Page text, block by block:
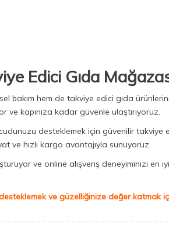
Edici Gıda
bakım hem de takviye edici gıda
ve kapınıza kadar güvenle ulaştırıyoruz.
desteklemek için güvenilir takviye
ve hızlı kargo avantajıyla sunuyoruz.
ve online alışveriş deneyiminizi en
ve güzelliğinize değer katmak